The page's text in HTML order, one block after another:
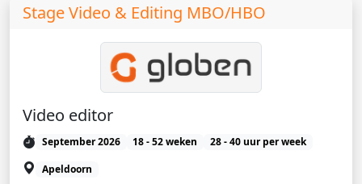
Stage Video & Editing MBO/HBO
Video editor
September 2026 18 - 52 weken
28 - 40 uur per week
Apeldoorn